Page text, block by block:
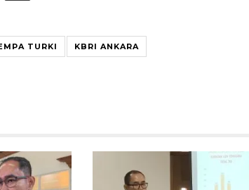
TURKI KBRI ANKARA
Pameran seni rupa karya
seniman neurodivergen